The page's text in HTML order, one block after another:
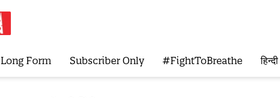
Long Form Subscriber Only #FightToBreathe हिन्दी